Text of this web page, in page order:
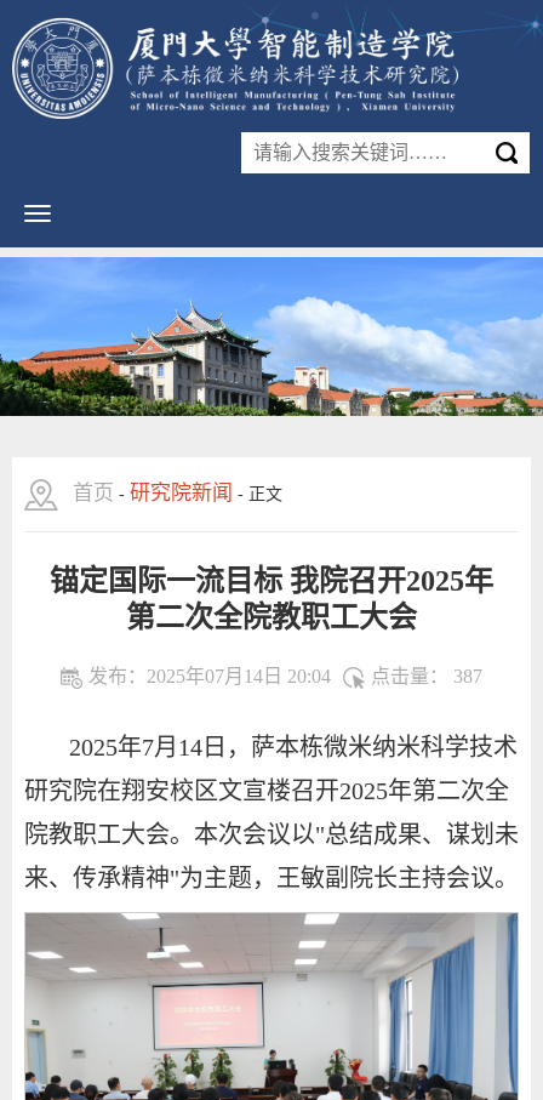
首页 - 研究院新闻 - 正文
锚定国际一流目标 我院召开2025年
第二次全院教职工大会
发布：2025年07月14日 20:04 点击量： 387
2025年7月14日，萨本栋微米纳米科学技术
研究院在翔安校区文宣楼召开2025年第二次全
院教职工大会。本次会议以"总结成果、谋划未
来、传承精神"为主题，王敏副院长主持会议。